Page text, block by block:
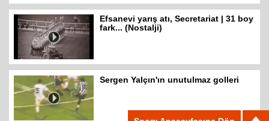
Efsanevi yarış atı, Secretariat | 31 boy
fark... (Nostalji)
Sergen Yalçın'ın unutulmaz golleri